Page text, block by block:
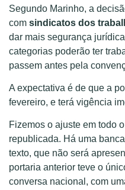
Segundo Marinho, a
com sindicatos dos
dar mais segurança
categorias poderão ter
passem antes pela
A expectativa é de que a
fevereiro, e terá vigência
Fizemos o ajuste em todo
republicada. Há uma
texto, que não será
portaria anterior teve o
conversa nacional, com